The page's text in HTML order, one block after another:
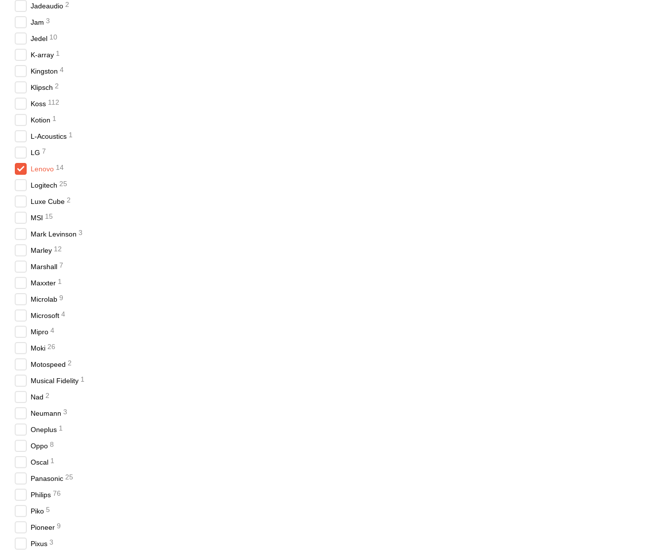
Jadeaudio 2
Jam 3
Jedel 10
K-array 1
Kingston 4
Klipsch 2
Koss 112
Kotion 1
L-Acoustics 1
LG 7
Lenovo 14
Logitech 25
Luxe Cube 2
MSI 15
Mark Levinson 3
Marley 12
Marshall 7
Maxxter 1
Microlab 9
Microsoft 4
Mipro 4
Moki 26
Motospeed 2
Musical Fidelity 1
Nad 2
Neumann 3
Oneplus 1
Oppo 8
Oscal 1
Panasonic 25
Philips 76
Piko 5
Pioneer 9
Pixus 3